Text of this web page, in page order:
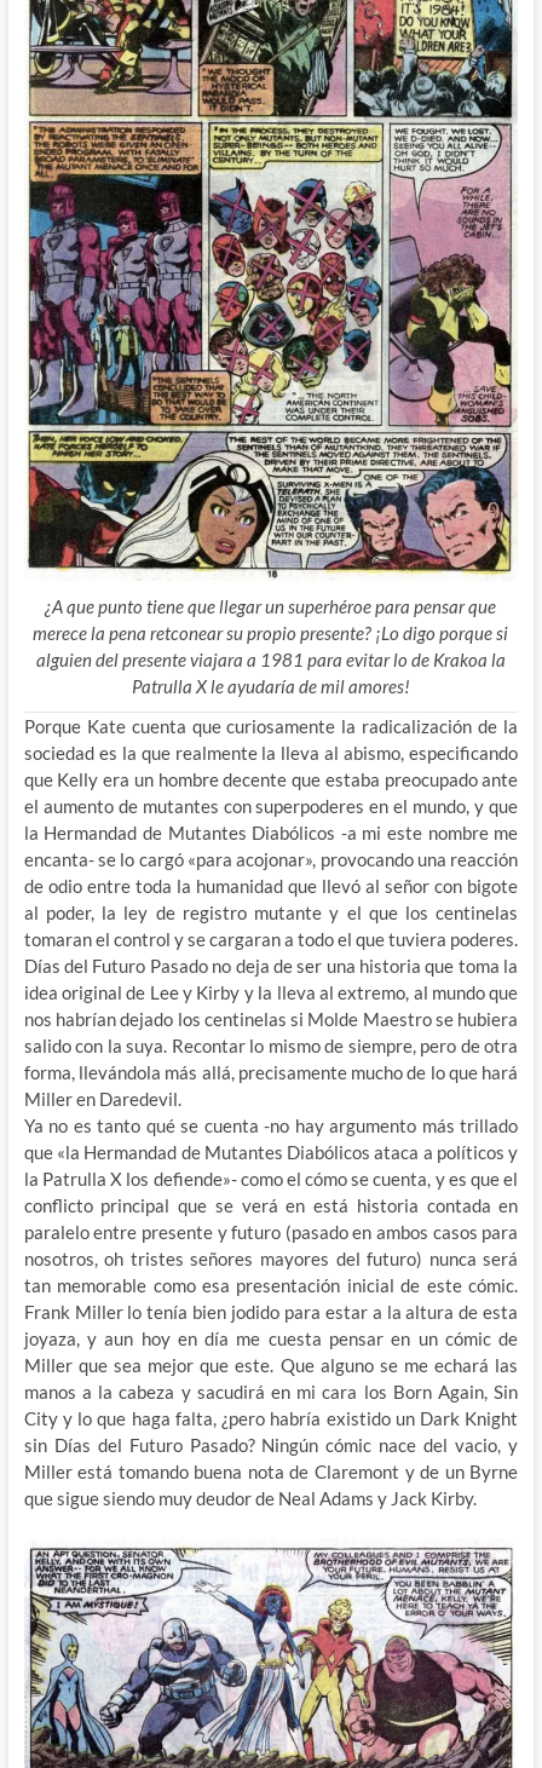
¿A que punto tiene que llegar un superhéroe para pensar que
merece la pena retconear su propio presente? ¡Lo digo porque si
alguien del presente viajara a 1981 para evitar lo de Krakoa la
Patrulla X le ayudaría de mil amores!
Porque Kate cuenta que curiosamente la radicalización de la
sociedad es la que realmente la lleva al abismo, especificando
que Kelly era un hombre decente que estaba preocupado ante
el aumento de mutantes con superpoderes en el mundo, y que
la Hermandad de Mutantes Diabólicos -a mi este nombre me
encanta- se lo cargó «para acojonar», provocando una reacción
de odio entre toda la humanidad que llevó al señor con bigote
al poder, la ley de registro mutante y el que los centinelas
tomaran el control y se cargaran a todo el que tuviera poderes.
Días del Futuro Pasado no deja de ser una historia que toma la
idea original de Lee y Kirby y la lleva al extremo, al mundo que
nos habrían dejado los centinelas si Molde Maestro se hubiera
salido con la suya. Recontar lo mismo de siempre, pero de otra
forma, llevándola más allá, precisamente mucho de lo que hará
Miller en Daredevil.
Ya no es tanto qué se cuenta -no hay argumento más trillado
que «la Hermandad de Mutantes Diabólicos ataca a políticos y
la Patrulla X los defiende»- como el cómo se cuenta, y es que el
conflicto principal que se verá en está historia contada en
paralelo entre presente y futuro (pasado en ambos casos para
nosotros, oh tristes señores mayores del futuro) nunca será
tan memorable como esa presentación inicial de este cómic.
Frank Miller lo tenía bien jodido para estar a la altura de esta
joyaza, y aun hoy en día me cuesta pensar en un cómic de
Miller que sea mejor que este. Que alguno se me echará las
manos a la cabeza y sacudirá en mi cara los Born Again, Sin
City y lo que haga falta, ¿pero habría existido un Dark Knight
sin Días del Futuro Pasado? Ningún cómic nace del vacio, y
Miller está tomando buena nota de Claremont y de un Byrne
que sigue siendo muy deudor de Neal Adams y Jack Kirby.